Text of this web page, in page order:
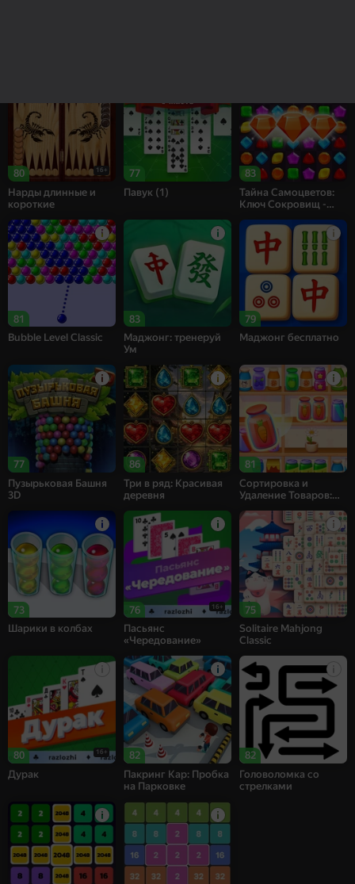
80 16+
Нарды длинные и
короткие
77
Павук (1)
83
Тайна Самоцветов:
Ключ Сокровищ -
81
Bubble Level Classic
83
Маджонг: тренеруй
Ум
79
Маджонг бесплатно
77
Пузырьковая Башня
3D
86
Три в ряд: Красивая
деревня
81
Сортировка и
Удаление Товаров:
73
Шарики в колбах
76 16+
Пасьянс
«Чередование»
75
Solitaire Mahjong
Classic
80 16+
Дурак
82
Пакринг Кар: Пробка
на Парковке
82
Головоломка со
стрелками